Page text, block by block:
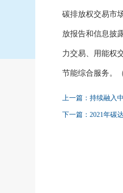
碳排放权交易市
放报告和信息披
力交易、用能权
节能综合服务。
上一篇：持续融入
下一篇：2021年碳